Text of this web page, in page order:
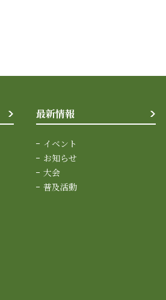
最新情報
イベント
お知らせ
大会
普及活動